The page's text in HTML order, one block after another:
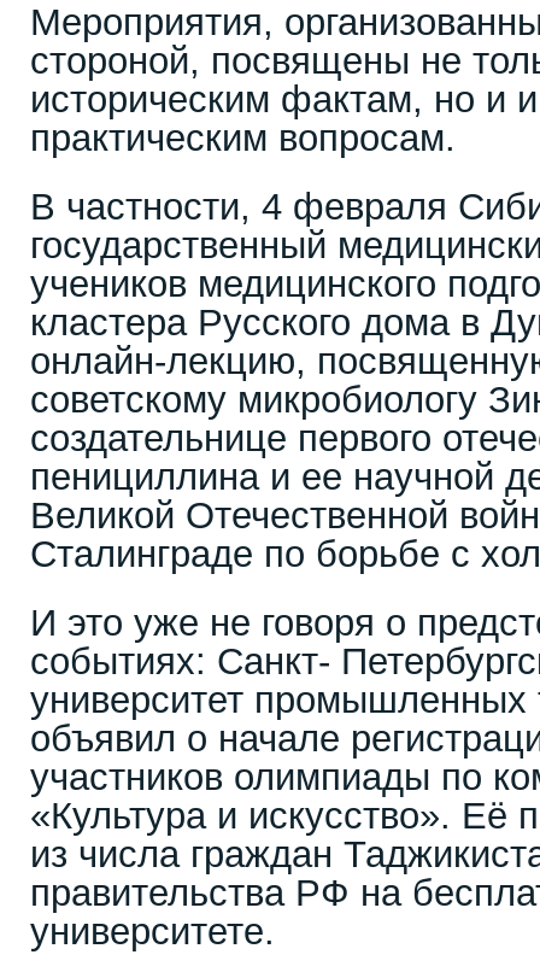
Мероприятия,
стороной, посвящены не
историческим фактам, но и
практическим вопросам.
В частности, 4 февраля
государственный
учеников медицинского
кластера Русского дома в
онлайн-лекцию,
советскому микробиологу
создательнице первого
пенициллина и ее научной
Великой Отечественной
Сталинграде по борьбе с
И это уже не говоря о
событиях: Санкт-
университет промышленных
объявил о начале
участников олимпиады по
«Культура и искусство». Её
из числа граждан
правительства РФ на
университете.